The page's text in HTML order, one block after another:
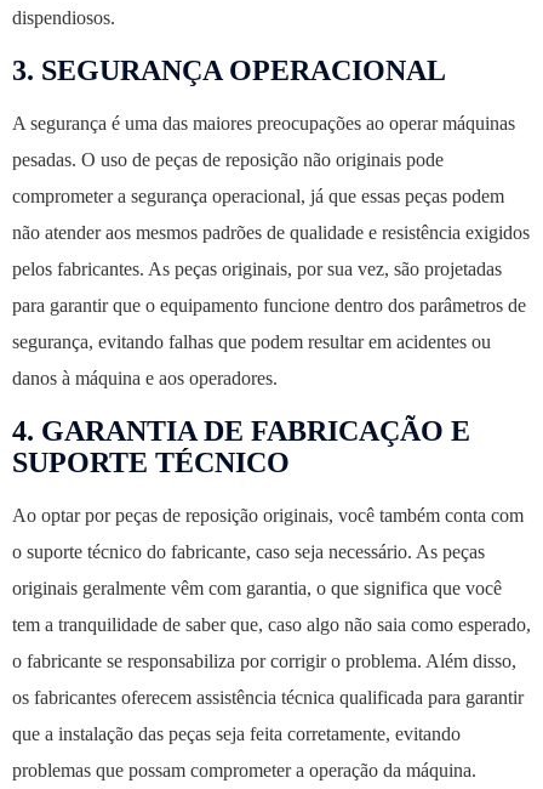
dispendiosos.
3. SEGURANÇA OPERACIONAL
A segurança é uma das maiores preocupações ao operar máquinas
pesadas. O uso de peças de reposição não originais pode
comprometer a segurança operacional, já que essas peças podem
não atender aos mesmos padrões de qualidade e resistência exigidos
pelos fabricantes. As peças originais, por sua vez, são projetadas
para garantir que o equipamento funcione dentro dos parâmetros de
segurança, evitando falhas que podem resultar em acidentes ou
danos à máquina e aos operadores.
4. GARANTIA DE FABRICAÇÃO E
SUPORTE TÉCNICO
Ao optar por peças de reposição originais, você também conta com
o suporte técnico do fabricante, caso seja necessário. As peças
originais geralmente vêm com garantia, o que significa que você
tem a tranquilidade de saber que, caso algo não saia como esperado,
o fabricante se responsabiliza por corrigir o problema. Além disso,
os fabricantes oferecem assistência técnica qualificada para garantir
que a instalação das peças seja feita corretamente, evitando
problemas que possam comprometer a operação da máquina.